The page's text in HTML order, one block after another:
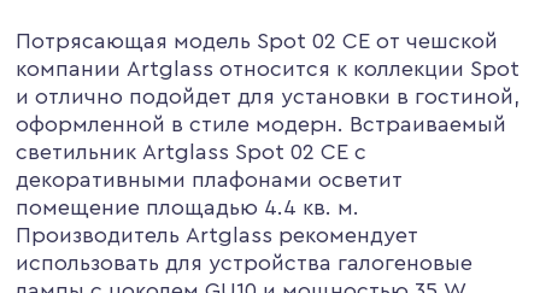
Потрясающая модель Spot 02 CE от чешской
компании Artglass относится к коллекции Spot
и отлично подойдет для установки в гостиной,
оформленной в стиле модерн. Встраиваемый
светильник Artglass Spot 02 CE с
декоративными плафонами осветит
помещение площадью 4.4 кв. м.
Производитель Artglass рекомендует
использовать для устройства галогеновые